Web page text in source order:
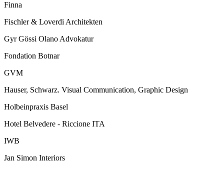
Finna
Fischler & Loverdi Architekten
Gyr Gössi Olano Advokatur
Fondation Botnar
GVM
Hauser, Schwarz. Visual Communication, Graphic Design
Holbeinpraxis Basel
Hotel Belvedere - Riccione ITA
IWB
Jan Simon Interiors